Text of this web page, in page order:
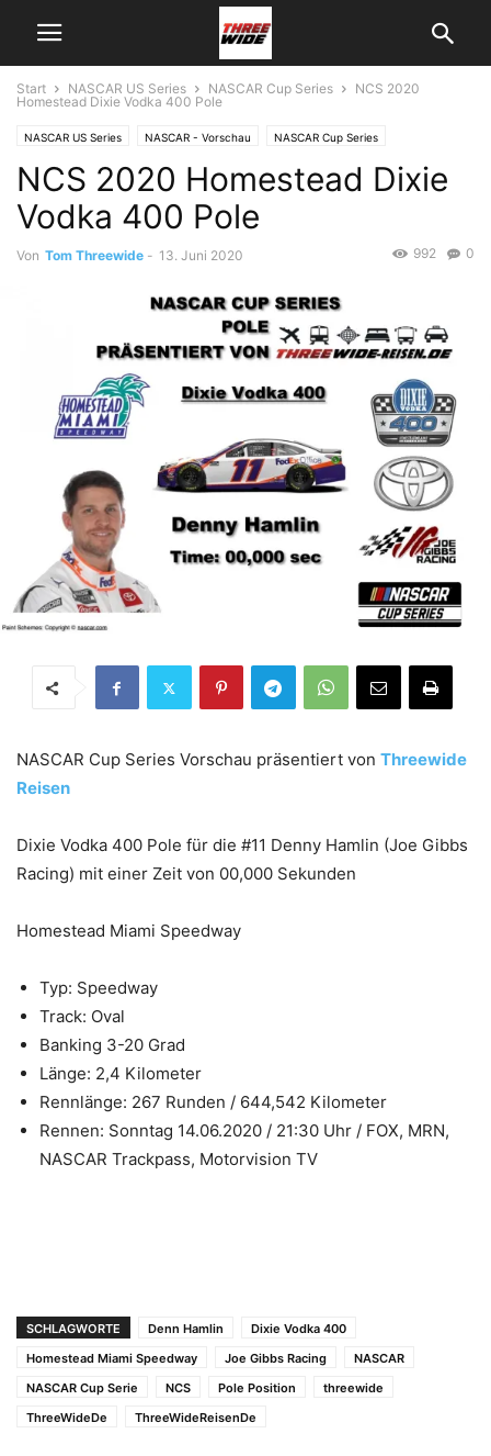
Start NASCAR US Series NASCAR Cup Series
NCS 2020
Homestead Dixie Vodka 400 Pole
NASCAR US Series NASCAR - Vorschau NASCAR Cup Series
NCS 2020 Homestead Dixie
Vodka 400 Pole
Von Tom Threewide - 13. Juni 2020 0
992
NASCAR Cup Series Vorschau präsentiert von Threewide
Reisen
Dixie Vodka 400 Pole für die #11 Denny Hamlin (Joe Gibbs
Racing) mit einer Zeit von 00,000 Sekunden
Homestead Miami Speedway
Typ: Speedway
Track: Oval
Banking 3-20 Grad
Länge: 2,4 Kilometer
Rennlänge: 267 Runden / 644,542 Kilometer
Rennen: Sonntag 14.06.2020 / 21:30 Uhr / FOX, MRN,
NASCAR Trackpass, Motorvision TV
SCHLAGWORTE Denn Hamlin
Dixie Vodka 400
Homestead Miami Speedway
Joe Gibbs Racing
NASCAR
NASCAR Cup Serie
NCS Pole Position
threewide
ThreeWideDe
ThreeWideReisenDe